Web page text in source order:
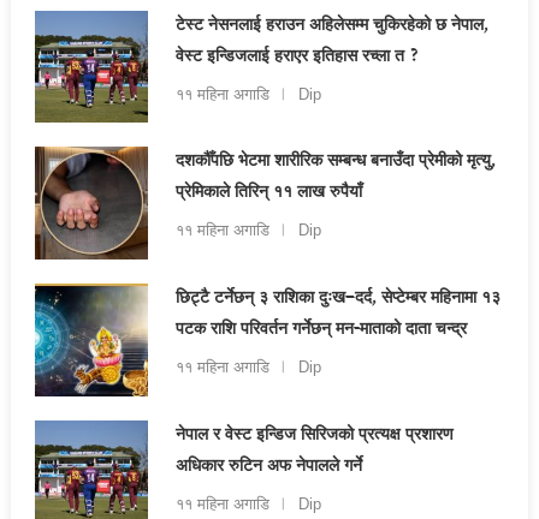
टेस्ट नेसनलाई हराउन अहिलेसम्म चुकिरहेको छ नेपाल,
वेस्ट इन्डिजलाई हराएर इतिहास रच्ला त ?
११ महिना अगाडि Dip
दशकौँपछि भेटमा शारीरिक सम्बन्ध बनाउँदा प्रेमीको मृत्यु,
प्रेमिकाले तिरिन् ११ लाख रुपैयाँ
११ महिना अगाडि Dip
छिट्टै टर्नेछन् ३ राशिका दुःख–दर्द, सेप्टेम्बर महिनामा १३
पटक राशि परिवर्तन गर्नेछन् मन-माताको दाता चन्द्र
११ महिना अगाडि Dip
नेपाल र वेस्ट इन्डिज सिरिजको प्रत्यक्ष प्रशारण
अधिकार रुटिन अफ नेपालले गर्ने
११ महिना अगाडि Dip